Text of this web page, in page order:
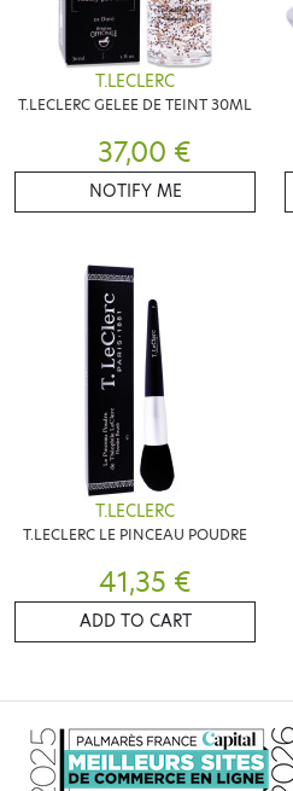
T.LECLERC
T.LECLERC GELEE DE TEINT 30ML
37,00 €
NOTIFY ME
T.LECLERC
T.LECLERC LE PINCEAU POUDRE
41,35 €
ADD TO CART